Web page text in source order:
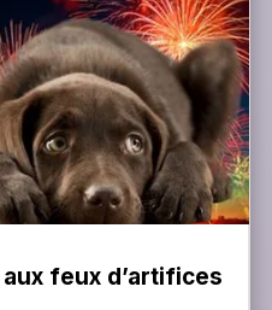
feux d’artifices